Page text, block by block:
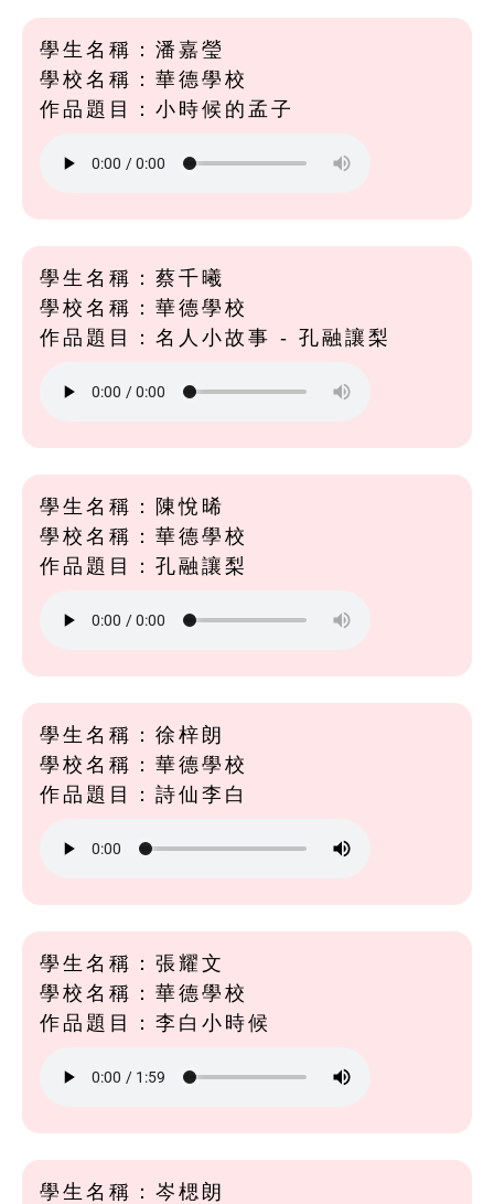
學生名稱：潘嘉瑩
學校名稱：華德學校
作品題目：小時候的孟子
學生名稱：蔡千曦
學校名稱：華德學校
作品題目：名人小故事 - 孔融讓梨
學生名稱：陳悅晞
學校名稱：華德學校
作品題目：孔融讓梨
學生名稱：徐梓朗
學校名稱：華德學校
作品題目：詩仙李白
學生名稱：張耀文
學校名稱：華德學校
作品題目：李白小時候
學生名稱：岑楒朗